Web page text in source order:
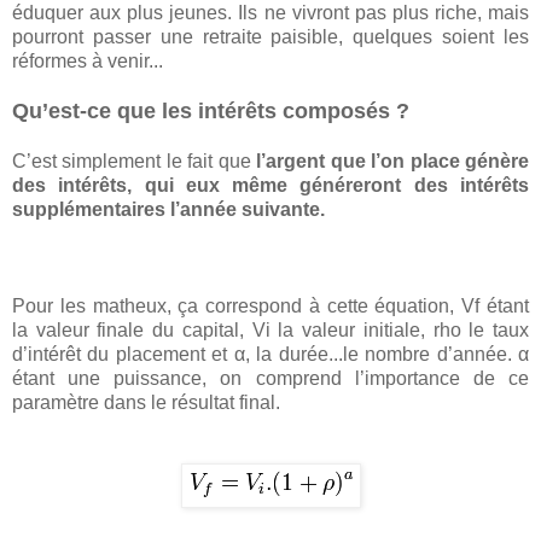
éduquer aux plus jeunes. Ils ne vivront pas plus riche, mais
pourront passer une retraite paisible, quelques soient les
réformes à venir...
Qu’est-ce que les intérêts composés ?
C’est simplement le fait quel’argent que l’on place génère
des intérêts, qui eux même généreront des intérêts
supplémentaires l’année suivante.
Pour les matheux, ça correspond à cette équation, Vf étant
la valeur finale du capital, Vi la valeur initiale, rho le taux
d’intérêt du placement et α, la durée...le nombre d’année. α
étant une puissance, on comprend l’importance de ce
paramètre dans le résultat final.